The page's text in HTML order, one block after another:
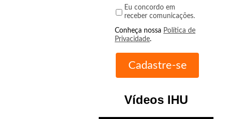
Eu concordo em
receber comunicações.
Conheça nossa Política de
Privacidade.
Vídeos IHU